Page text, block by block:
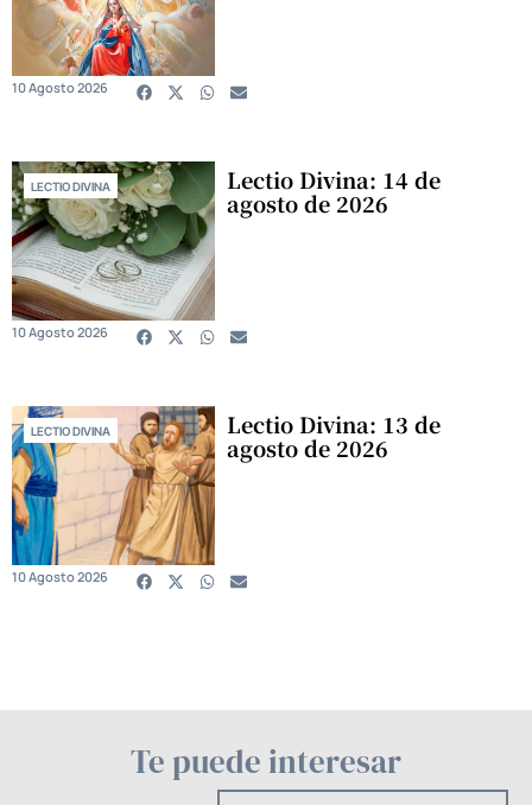
10 Agosto 2026
LECTIO DIVINA Lectio Divina: 14 de
agosto de 2026
10 Agosto 2026
LECTIO DIVINA Lectio Divina: 13 de
agosto de 2026
10 Agosto 2026
Te puede interesar